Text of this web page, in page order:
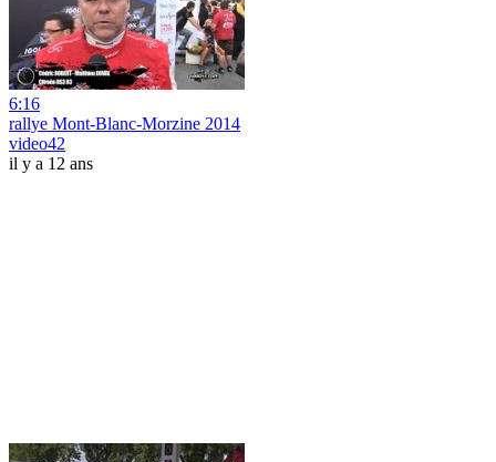
6:16
rallye Mont-Blanc-Morzine 2014
video42
il y a 12 ans